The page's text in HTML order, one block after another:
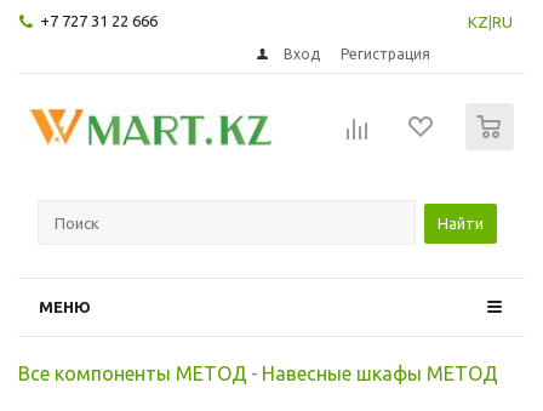
+7 727 31 22 666 KZ RU
Вход Регистрация
Найти
МЕНЮ
Все компоненты МЕТОД - Навесные шкафы МЕТОД